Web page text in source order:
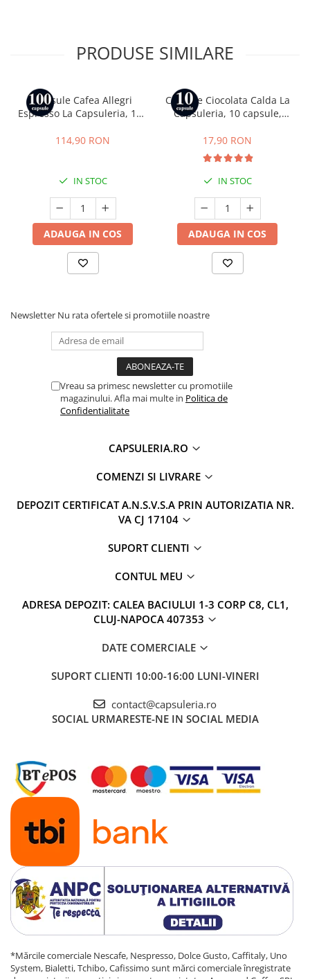
PRODUSE SIMILARE
Capsule Cafea Allegri
Espresso La Capsuleria, 100
Nespresso
114,90 RON
IN STOC
ADAUGA IN COS
Capsule Ciocolata Calda La
Capsuleria, 10 capsule,
17,90 RON
IN STOC
ADAUGA IN COS
Newsletter Nu rata ofertele si promotiile noastre
Vreau sa primesc newsletter cu promotiile
magazinului. Afla mai multe in Politica de
Confidentialitate
CAPSULERIA.RO
COMENZI SI LIVRARE
DEPOZIT CERTIFICAT A.N.S.V.S.A PRIN AUTORIZATIA NR.
VA CJ 17104
SUPORT CLIENTI
CONTUL MEU
ADRESA DEPOZIT: CALEA BACIULUI 1-3 CORP C8, CL1,
CLUJ-NAPOCA 407353
DATE COMERCIALE
SUPORT CLIENTI 10:00-16:00 LUNI-VINERI
contact@capsuleria.ro
SOCIAL URMARESTE-NE IN SOCIAL MEDIA
*Mărcile comerciale Nescafe, Nespresso, Dolce Gusto, Caffitaly, Uno
System, Bialetti, Tchibo, Cafissimo sunt mărci comerciale înregistrate